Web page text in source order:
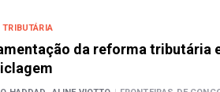
TRIBUTÁRIA
da reforma tributária